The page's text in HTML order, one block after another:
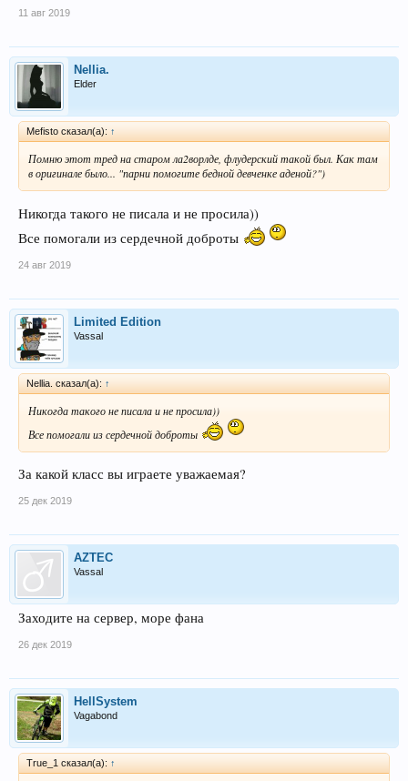
11 авг 2019
Nellia.
Elder
Mefisto сказал(а): ↑
Помню этот тред на старом ла2ворлде, флудерский такой был. Как там
в оригинале было... "парни помогите бедной девченке аденой?")
Никогда такого не писала и не просила))
Все помогали из сердечной доброты
24 авг 2019
Limited Edition
Vassal
Nellia. сказал(а): ↑
Никогда такого не писала и не просила))
Все помогали из сердечной доброты
За какой класс вы играете уважаемая?
25 дек 2019
AZTEC
Vassal
Заходите на сервер, море фана
26 дек 2019
HellSystem
Vagabond
True_1 сказал(а): ↑